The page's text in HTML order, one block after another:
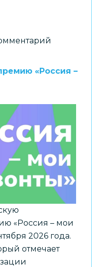
«Россия –
«Россия – мои
2026 года.
отмечает